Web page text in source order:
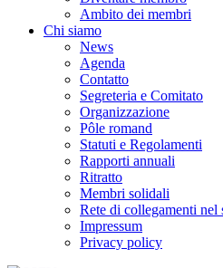
Ambito dei membri
Chi siamo
News
Agenda
Contatto
Segreteria e Comitato
Organizzazione
Pôle romand
Statuti e Regolamenti
Rapporti annuali
Ritratto
Membri solidali
Rete di collegamenti nel
Impressum
Privacy policy